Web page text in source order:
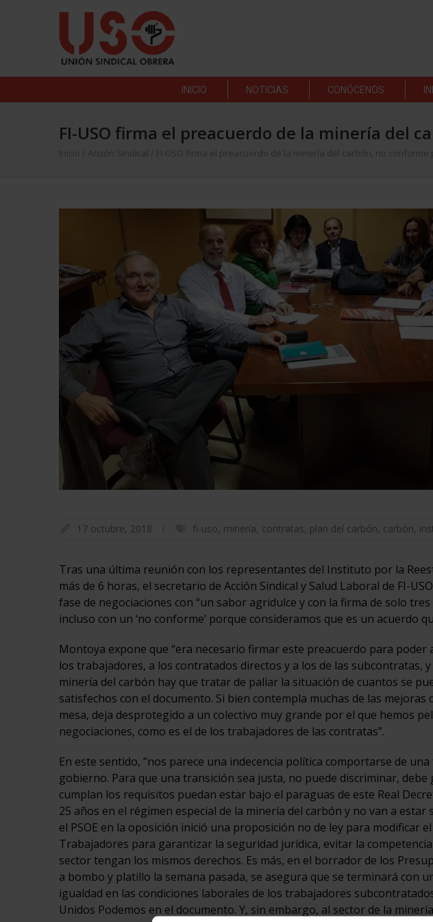
INICIO NOTICIAS CONÓCENOS
FI-USO firma el preacuerdo de la minería del
Inicio Acción Sindical FI-USO firma el preacuerdo de la minería del carbón, no conforme
17 octubre, 2018 fi-uso, minería, contratas, plan del carbón, carbón,
Tras una última reunión con los representantes del Instituto por la
más de 6 horas, el secretario de Acción Sindical y Salud Laboral de FI-
fase de negociaciones con “un sabor agridulce y con la firma de solo
incluso con un ‘no conforme’ porque consideramos que es un acuerdo
Montoya expone que “era necesario firmar este preacuerdo para
los trabajadores, a los contratados directos y a los de las subcontratas,
minería del carbón hay que tratar de paliar la situación de cuantos se
satisfechos con el documento. Si bien contempla muchas de las
mesa, deja desprotegido a un colectivo muy grande por el que hemos
negociaciones, como es el de los trabajadores de las contratas”.
En este sentido, “nos parece una indecencia política comportarse de
gobierno. Para que una transición sea justa, no puede discriminar,
cumplan los requisitos puedan estar bajo el paraguas de este Real
25 años en el régimen especial de la minería del carbón y no van a estar
el PSOE en la oposición inició una proposición no de ley para modificar
Trabajadores para garantizar la seguridad jurídica, evitar la
sector tengan los mismos derechos. Es más, en el borrador de los
a bombo y platillo la semana pasada, se asegura que se terminará con
igualdad en las condiciones laborales de los trabajadores
Unidos Podemos en el documento. Y, sin embargo, al sector de la